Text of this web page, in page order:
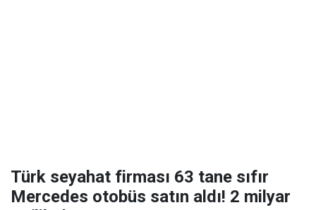
Türk seyahat firması 63 tane sıfır
Mercedes otobüs satın aldı! 2 milyar